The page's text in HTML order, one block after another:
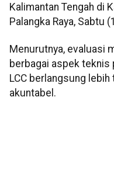
Kalimantan Tengah di
Palangka Raya, Sabtu
Menurutnya, evaluasi
berbagai aspek teknis
LCC berlangsung
akuntabel.